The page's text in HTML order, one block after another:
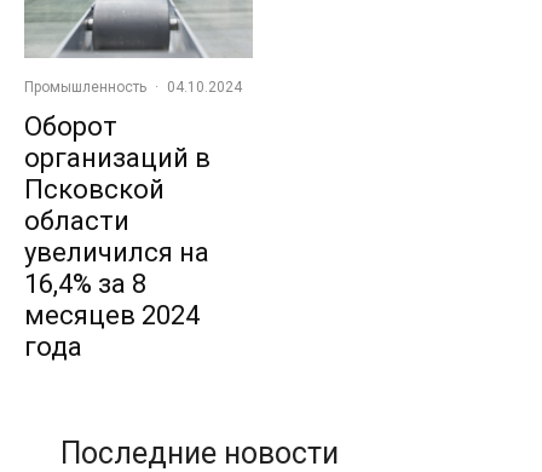
Промышленность · 04.10.2024
Оборот
организаций в
Псковской
области
увеличился на
16,4% за 8
месяцев 2024
года
Последние новости